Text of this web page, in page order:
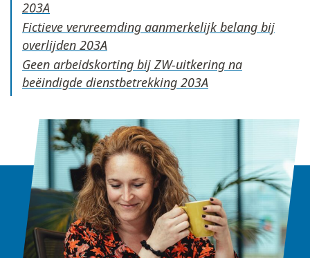
Fictieve vervreemding aanmerkelijk belang bij
overlijden
Geen arbeidskorting bij ZW-uitkering na
beëindigde dienstbetrekking